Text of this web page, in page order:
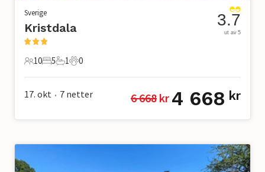
Sverige
Kristdala
10 Gjester
10
5 Soverom
5
1 Bad
1
0 Kjæledyr
0
3.7
ut av 5
17. okt • 7 netter 6 668 kr 4 668 kr